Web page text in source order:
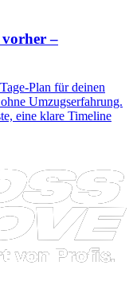
vorher –
für deinen
Umzugserfahrung.
eine klare Timeline